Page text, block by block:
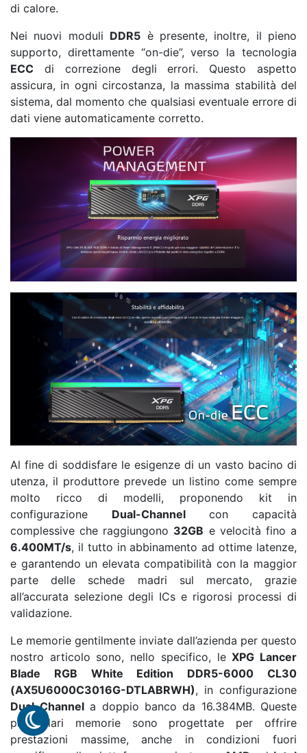
di calore.
Nei nuovi moduli DDR5 è presente, inoltre, il pieno
supporto, direttamente “on-die”, verso la tecnologia
ECC di correzione degli errori. Questo aspetto
assicura, in ogni circostanza, la massima stabilità del
sistema, dal momento che qualsiasi eventuale errore di
dati viene automaticamente corretto.
Al fine di soddisfare le esigenze di un vasto bacino di
utenza, il produttore prevede un listino come sempre
molto ricco di modelli, proponendo kit in
configurazione Dual-Channelcon capacità
complessive che raggiungono 32GB e velocità fino a
6.400MT/s, il tutto in abbinamento ad ottime latenze,
e garantendo un elevata compatibilità con la maggior
parte delle schede madri sul mercato, grazie
all’accurata selezione degli ICs e rigorosi processi di
validazione.
Le memorie gentilmente inviate dall’azienda per questo
nostro articolo sono, nello specifico, leXPG Lancer
Blade RGB White Edition DDR5-6000 CL30
(AX5U6000C3016G-DTLABRWH), in configurazione
Dual-Channel a doppio banco da 16.384MB. Queste
particolari memorie sono progettate per offrire
prestazioni massime, anche in condizioni fuori